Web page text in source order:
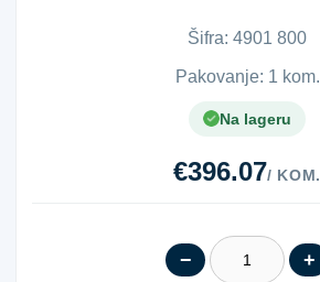
Šifra: 4​9​0​1​ ​8​0​0​
Pakovanje: 1 kom.
Na lageru
€396.07/ KOM.
− +